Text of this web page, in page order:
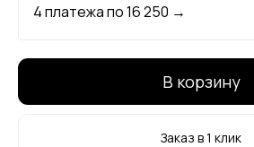
4 платежа по16 250 →
В корзину
Заказ в 1 клик